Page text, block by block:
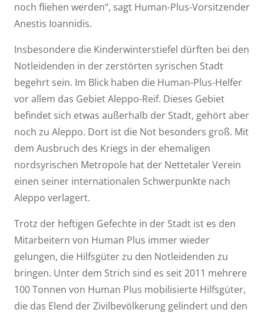
noch fliehen werden“, sagt Human-Plus-Vorsitzender
Anestis Ioannidis.
Insbesondere die Kinderwinterstiefel dürften bei den
Notleidenden in der zerstörten syrischen Stadt
begehrt sein. Im Blick haben die Human-Plus-Helfer
vor allem das Gebiet Aleppo-Reif. Dieses Gebiet
befindet sich etwas außerhalb der Stadt, gehört aber
noch zu Aleppo. Dort ist die Not besonders groß. Mit
dem Ausbruch des Kriegs in der ehemaligen
nordsyrischen Metropole hat der Nettetaler Verein
einen seiner internationalen Schwerpunkte nach
Aleppo verlagert.
Trotz der heftigen Gefechte in der Stadt ist es den
Mitarbeitern von Human Plus immer wieder
gelungen, die Hilfsgüter zu den Notleidenden zu
bringen. Unter dem Strich sind es seit 2011 mehrere
100 Tonnen von Human Plus mobilisierte Hilfsgüter,
die das Elend der Zivilbevölkerung gelindert und den